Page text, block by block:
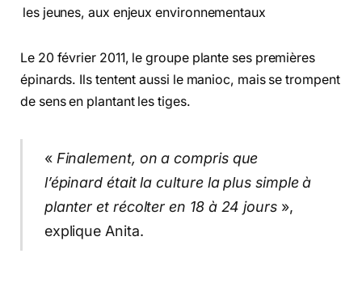
les jeunes, aux enjeux environnementaux
Le 20 février 2011, le groupe plante ses premières
épinards. Ils tentent aussi le manioc, mais se trompent
de sens en plantant les tiges.
« Finalement, on a compris que
l’épinard était la culture la plus simple à
planter et récolter en 18 à 24 jours »,
explique Anita.